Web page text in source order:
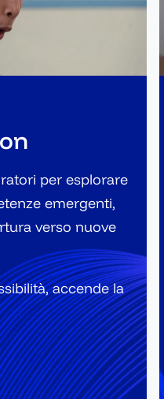
per esplorare
emergenti,
verso nuove
accende la